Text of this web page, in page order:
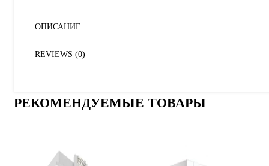
ОПИСАНИЕ
REVIEWS (0)
РЕКОМЕНДУЕМЫЕ ТОВАРЫ